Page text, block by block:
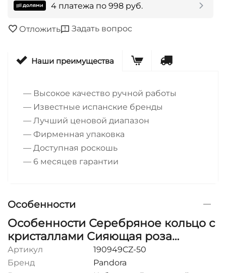
4 платежа по 998 руб.
Отложить Задать вопрос
Наши преимущества
— Высокое качество ручной работы
— Известные испанские бренды
— Лучший ценовой диапазон
— Фирменная упаковка
— Доступная роскошь
— 6 месяцев гарантии
Особенности
Особенности Серебряное кольцо с
кристаллами Сияющая роза
Pandora
Артикул
190949CZ-50
Бренд
Pandora